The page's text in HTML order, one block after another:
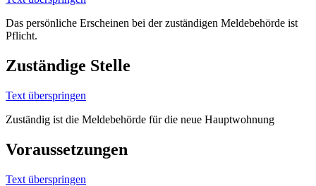
Das persönliche Erscheinen bei der zuständigen Meldebehörde ist
Pflicht.
Zuständige Stelle
Text überspringen
Zuständig ist die Meldebehörde für die neue Hauptwohnung
Voraussetzungen
Text überspringen